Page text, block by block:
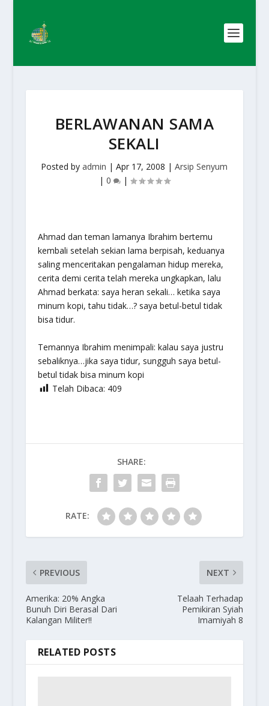
BERLAWANAN SAMA
SEKALI
Posted byadmin |Apr 17, 2008 |Arsip Senyum
| 0 |
Ahmad dan teman lamanya Ibrahim bertemu
kembali setelah sekian lama berpisah, keduanya
saling menceritakan pengalaman hidup mereka,
cerita demi cerita telah mereka ungkapkan, lalu
Ahmad berkata: saya heran sekali… ketika saya
minum kopi, tahu tidak…? saya betul-betul tidak
bisa tidur.
Temannya Ibrahim menimpali: kalau saya justru
sebaliknya…jika saya tidur, sungguh saya betul-
betul tidak bisa minum kopi
Telah Dibaca: 409
SHARE:
RATE:
PREVIOUS
Amerika: 20% Angka
Bunuh Diri Berasal Dari
Kalangan Militer!!
NEXT
Telaah Terhadap
Pemikiran Syiah
Imamiyah 8
RELATED POSTS